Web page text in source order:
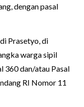
dengan pasal
Prasetyo, di
warga sipil
360 dan/atau Pasal
RI Nomor 11